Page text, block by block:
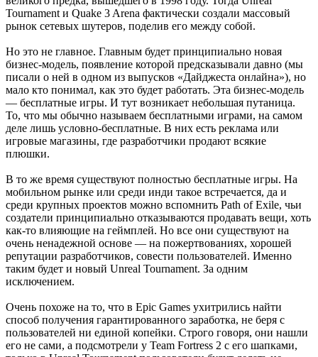
Tournament и Quake 3 Arena фактически создали массовый
рынок сетевых шутеров, поделив его между собой.
Но это не главное. Главным будет принципиально новая
бизнес-модель, появление которой предсказывали давно (мы
писали о ней в одном из выпусков «Дайджеста онлайна»), но
мало кто понимал, как это будет работать. Эта бизнес-модель
— бесплатные игры. И тут возникает небольшая путаница.
То, что мы обычно называем бесплатными играми, на самом
деле лишь условно-бесплатные. В них есть реклама или
игровые магазины, где разработчики продают всякие
плюшки.
В то же время существуют полностью бесплатные игры. На
мобильном рынке или среди инди такое встречается, да и
среди крупных проектов можно вспомнить Path of Exile, чьи
создатели принципиально отказываются продавать вещи, хоть
как-то влияющие на геймплей. Но все они существуют на
очень ненадежной основе — на пожертвованиях, хорошей
репутации разработчиков, совести пользователей. Именно
таким будет и новый Unreal Tournament. За одним
исключением.
Очень похоже на то, что в Epic Games ухитрились найти
способ получения гарантированного заработка, не беря с
пользователей ни единой копейки. Строго говоря, они нашли
его не сами, а подсмотрели у Team Fortress 2 с его шапками,